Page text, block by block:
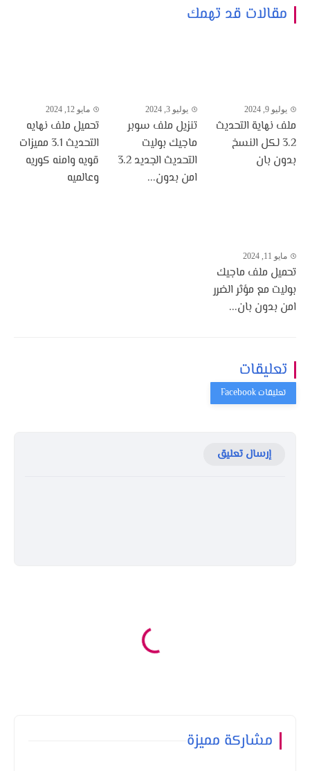
مقالات قد تهمك
يوليو 9, 2024
ملف نهاية التحديث
3.2 لكل النسخ
بدون بان
يوليو 3, 2024
تنزيل ملف سوبر
ماجيك بوليت
التحديث الجديد 3.2
امن بدون...
مايو 12, 2024
تحميل ملف نهايه
التحديث 3.1 مميزات
قويه وامنه كوريه
وعالميه
مايو 11, 2024
تحميل ملف ماجيك
بوليت مع مؤثر الضرر
امن بدون بان...
تعليقات
إرسال تعليق
مشاركة مميزة